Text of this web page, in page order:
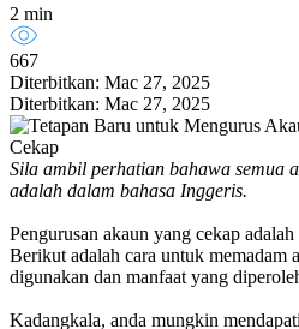
2 min
667
Diterbitkan: Mac 27, 2025
Diterbitkan: Mac 27, 2025
Sila ambil perhatian bahawa semua
adalah dalam bahasa Inggeris.
Pengurusan akaun yang cekap
Berikut adalah cara untuk
digunakan dan manfaat yang
Kadangkala, anda mungkin